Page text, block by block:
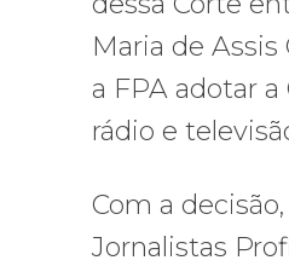
Maria de Assis
a FPA adotar a
rádio e
Com a
Jornalistas